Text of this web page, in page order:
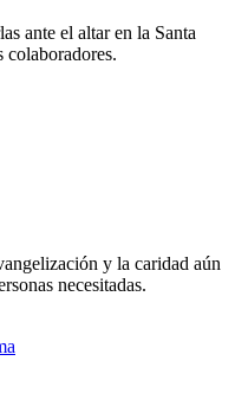
ante el altar en la Santa
colaboradores.
y la caridad aún
necesitadas.